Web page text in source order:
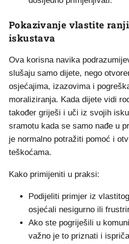
Pokazivanje vlastite
iskustava
Ova korisna navika
slušaju samo dijete, nego
osjećajima, izazovima i
moraliziranja. Kada dijete vidi
također griješi i uči iz svojih
sramotu kada se samo nađe u
je normalno potražiti pomoć i
teškoćama.
Kako primijeniti u praksi:
Podijeliti primjer iz
osjećali nesigurno ili
Ako ste pogriješili u
važno je to priznati i